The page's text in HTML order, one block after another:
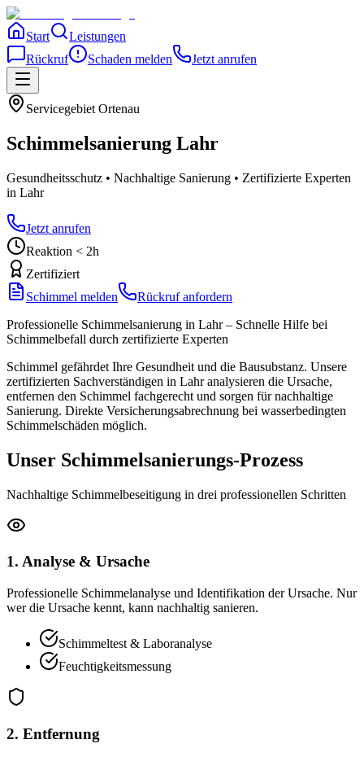
Start
Leistungen
Rückruf
Schaden melden Jetzt anrufen
Servicegebiet Ortenau
Schimmelsanierung Lahr
Gesundheitsschutz • Nachhaltige Sanierung • Zertifizierte Experten
in Lahr
Jetzt anrufen
Reaktion < 2h
Zertifiziert
Schimmel melden
Rückruf anfordern
Professionelle Schimmelsanierung in Lahr – Schnelle Hilfe bei
Schimmelbefall durch zertifizierte Experten
Schimmel gefährdet Ihre Gesundheit und die Bausubstanz. Unsere
zertifizierten Sachverständigen in Lahr analysieren die Ursache,
entfernen den Schimmel fachgerecht und sorgen für nachhaltige
Sanierung. Direkte Versicherungsabrechnung bei wasserbedingten
Schimmelschäden möglich.
Unser Schimmelsanierungs-Prozess
Nachhaltige Schimmelbeseitigung in drei professionellen Schritten
1. Analyse & Ursache
Professionelle Schimmelanalyse und Identifikation der Ursache. Nur
wer die Ursache kennt, kann nachhaltig sanieren.
Schimmeltest & Laboranalyse
Feuchtigkeitsmessung
2. Entfernung